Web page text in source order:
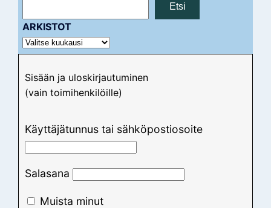
Etsi
ARKISTOT
Sisään ja uloskirjautuminen
(vain toimihenkilöille)
Käyttäjätunnus tai sähköpostiosoite
Salasana
Muista minut